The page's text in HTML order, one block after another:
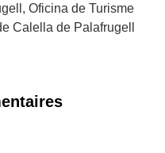
Oficina de Turisme
Calella de Palafrugell